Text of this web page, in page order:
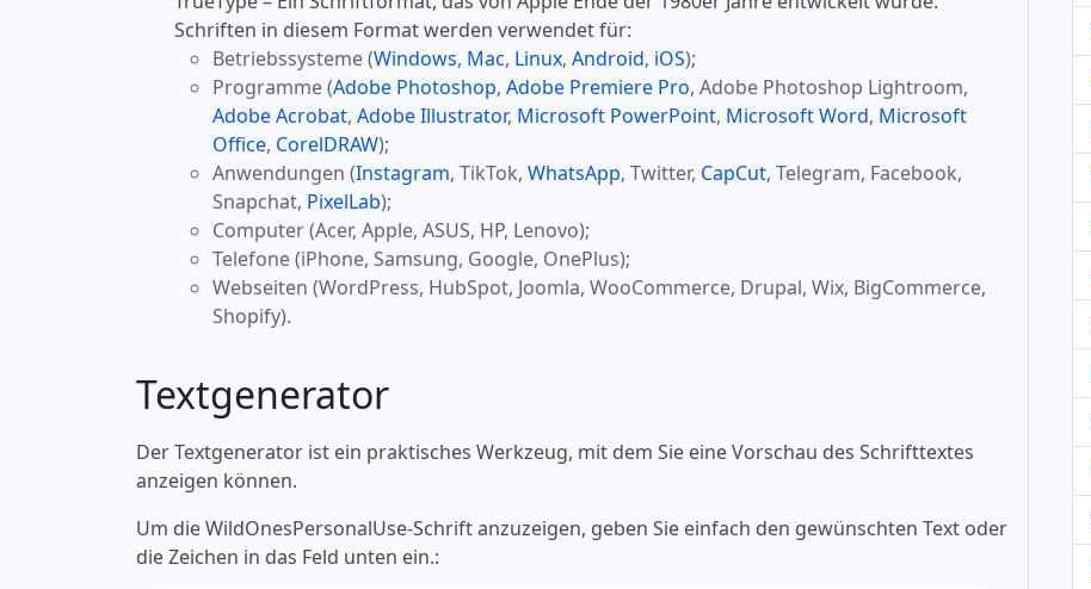
Schriften in diesem Format werden verwendet für:
Betriebssysteme (Windows, Mac, Linux, Android, iOS);
Programme (Adobe Photoshop, Adobe Premiere Pro, Adobe Photoshop Lightroom,
Adobe Acrobat, Adobe Illustrator, Microsoft PowerPoint, Microsoft Word, Microsoft
Office, CorelDRAW);
Anwendungen (Instagram, TikTok, WhatsApp, Twitter, CapCut, Telegram, Facebook,
Snapchat, PixelLab);
Computer (Acer, Apple, ASUS, HP, Lenovo);
Telefone (iPhone, Samsung, Google, OnePlus);
Webseiten (WordPress, HubSpot, Joomla, WooCommerce, Drupal, Wix, BigCommerce,
Shopify).
Textgenerator
Der Textgenerator ist ein praktisches Werkzeug, mit dem Sie eine Vorschau des Schrifttextes
anzeigen können.
Um die WildOnesPersonalUse-Schrift anzuzeigen, geben Sie einfach den gewünschten Text oder
die Zeichen in das Feld unten ein.: